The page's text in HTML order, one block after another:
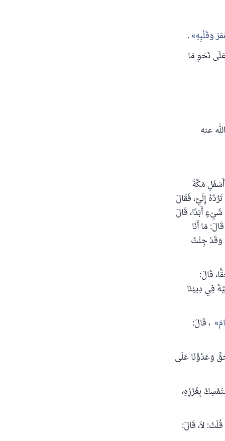
وَقَلْبِهِ .
نَحْوِ مَا
عنه
مَكَّةَ
إِلَيَّ، فَقَالَ
أَبَدًا، قَالَ
مَا أَنَا
وَقَدْ جِئْتُ
قَالَ:
فِي دِينِنَا
، قَالَ:
وَعَدُوُّنَا عَلَى
بِغَرْزِهِ،
لاَ، قَالَ: